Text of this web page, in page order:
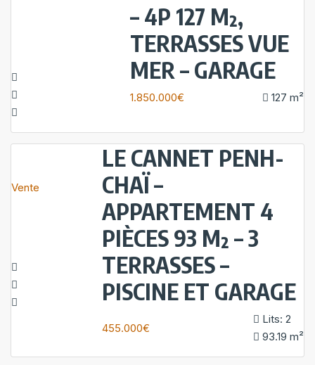
– 4P 127 M²,
TERRASSES VUE
MER – GARAGE
1.850.000€ 127 m²
Vente
LE CANNET PENH-
CHAÏ –
APPARTEMENT 4
PIÈCES 93 M² – 3
TERRASSES –
PISCINE ET GARAGE
455.000€
Lits: 2
93.19 m²